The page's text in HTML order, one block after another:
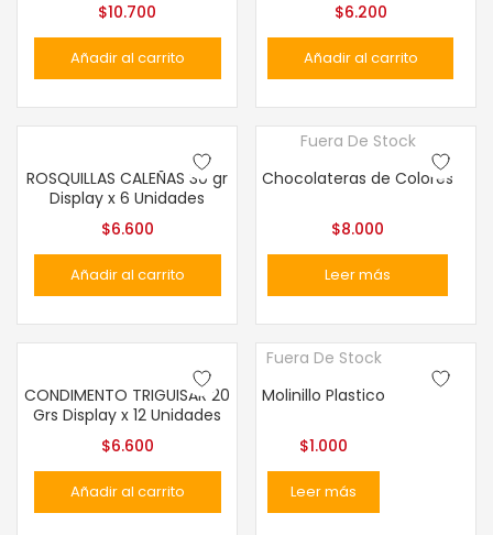
$10.700
Añadir al carrito
$6.200
Añadir al carrito
ROSQUILLAS CALEÑAS 30 gr
Display x 6 Unidades
$6.600
Añadir al carrito
Fuera De Stock
Chocolateras de Colores
$8.000
Leer más
CONDIMENTO TRIGUISAR 20
Grs Display x 12 Unidades
$6.600
Añadir al carrito
Fuera De Stock
Molinillo Plastico
$1.000
Leer más